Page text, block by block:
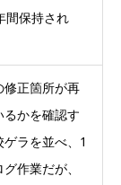
間保持され
修正箇所が再
かを確認す
ラを並べ、1
作業だが、